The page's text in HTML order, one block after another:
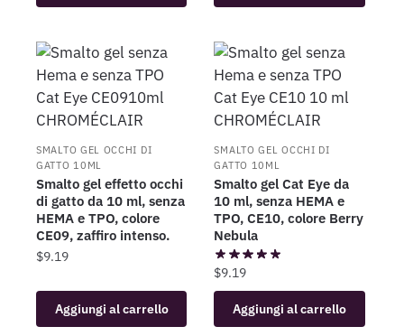
SMALTO GEL OCCHI DI
GATTO 10ML
Smalto gel effetto occhi
di gatto da 10 ml, senza
HEMA e TPO, colore
CE09, zaffiro intenso.
$9.19
Aggiungi al carrello
SMALTO GEL OCCHI DI
GATTO 10ML
Smalto gel Cat Eye da
10 ml, senza HEMA e
TPO, CE10, colore Berry
Nebula
$9.19
Aggiungi al carrello